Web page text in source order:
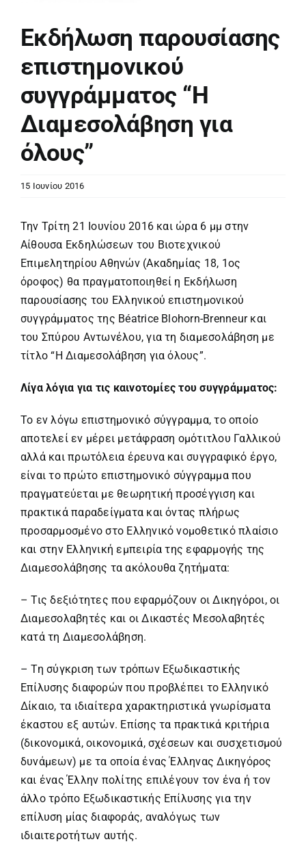
Εκδήλωση παρουσίασης
επιστημονικού
συγγράμματος “Η
Διαμεσολάβηση για
όλους”
15 Ιουνίου 2016
Την Τρίτη 21 Ιουνίου 2016 και ώρα 6 μμ στην
Αίθουσα Εκδηλώσεων του Βιοτεχνικού
Επιμελητηρίου Αθηνών (Ακαδημίας 18, 1ος
όροφος) θα πραγματοποιηθεί η Εκδήλωση
παρουσίασης του Ελληνικού επιστημονικού
συγγράμματος της Béatrice Blohorn-Brenneur και
του Σπύρου Αντωνέλου, για τη διαμεσολάβηση με
τίτλο “Η Διαμεσολάβηση για όλους”.
Λίγα λόγια για τις καινοτομίες του συγγράμματος:
Το εν λόγω επιστημονικό σύγγραμμα, το οποίο
αποτελεί εν μέρει μετάφραση ομότιτλου Γαλλικού
αλλά και πρωτόλεια έρευνα και συγγραφικό έργο,
είναι το πρώτο επιστημονικό σύγγραμμα που
πραγματεύεται με θεωρητική προσέγγιση και
πρακτικά παραδείγματα και όντας πλήρως
προσαρμοσμένο στο Ελληνικό νομοθετικό πλαίσιο
και στην Ελληνική εμπειρία της εφαρμογής της
Διαμεσολάβησης τα ακόλουθα ζητήματα:
– Τις δεξιότητες που εφαρμόζουν οι Δικηγόροι, οι
Διαμεσολαβητές και οι Δικαστές Μεσολαβητές
κατά τη Διαμεσολάβηση.
– Τη σύγκριση των τρόπων Εξωδικαστικής
Επίλυσης διαφορών που προβλέπει το Ελληνικό
Δίκαιο, τα ιδιαίτερα χαρακτηριστικά γνωρίσματα
έκαστου εξ αυτών. Επίσης τα πρακτικά κριτήρια
(δικονομικά, οικονομικά, σχέσεων και συσχετισμού
δυνάμεων) με τα οποία ένας Έλληνας Δικηγόρος
και ένας Έλλην πολίτης επιλέγουν τον ένα ή τον
άλλο τρόπο Εξωδικαστικής Επίλυσης για την
επίλυση μίας διαφοράς, αναλόγως των
ιδιαιτεροτήτων αυτής.